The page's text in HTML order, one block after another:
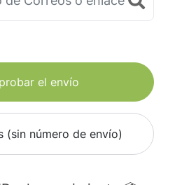
el envío
(sin número de envío)